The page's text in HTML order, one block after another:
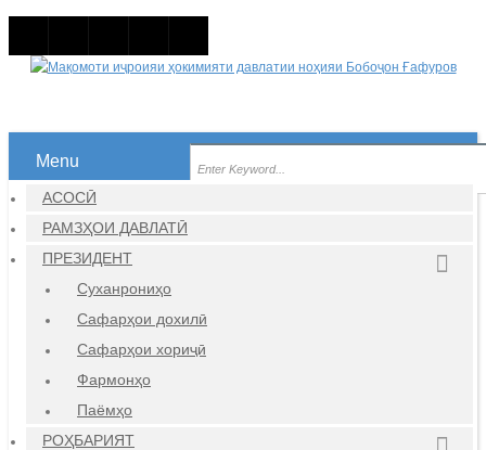
Menu
АСОСӢ
РАМЗҲОИ ДАВЛАТӢ
ПРЕЗИДЕНТ
Суханрониҳо
Сафарҳои дохилӣ
Сафарҳои хориҷӣ
Фармонҳо
Паёмҳо
РОҲБАРИЯТ